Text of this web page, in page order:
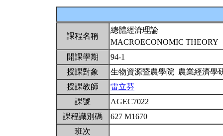
課程名稱
總體經濟理論
MACROECONOMIC THEORY
開課學期
94-1
授課對象
生物資源暨農學院 農業經濟學
授課教師
雷立芬
課號
AGEC7022
課程識別碼
627 M1670
班次